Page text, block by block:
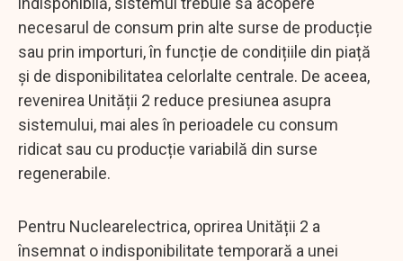
necesarul de consum prin alte surse de producție
sau prin importuri, în funcție de condițiile din piață
și de disponibilitatea celorlalte centrale. De aceea,
revenirea Unității 2 reduce presiunea asupra
sistemului, mai ales în perioadele cu consum
ridicat sau cu producție variabilă din surse
regenerabile.
Pentru Nuclearelectrica, oprirea Unității 2 a
însemnat o indisponibilitate temporară a unei